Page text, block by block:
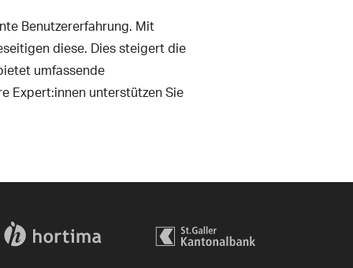
Benutzererfahrung. Mit
diese. Dies steigert die
umfassende
Expert:innen unterstützen Sie